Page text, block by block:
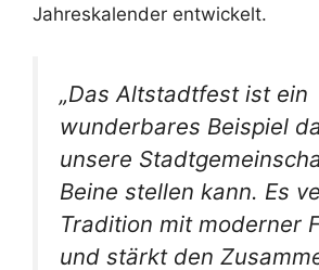
Jahreskalender entwickelt.
„Das Altstadtfest ist ein
wunderbares Beispiel
unsere
Beine stellen kann. Es
Tradition mit moderner
und stärkt den